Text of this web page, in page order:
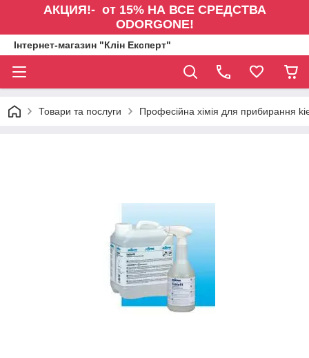
АКЦИЯ!- от 15% НА ВСЕ СРЕДСТВА
ODORGONE!
Інтернет-магазин "Клін Експерт"
Товари та послуги Професійна хімія для прибирання